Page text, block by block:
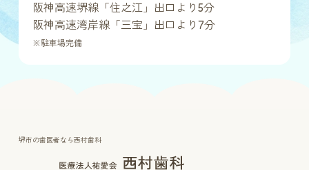
阪神高速堺線「住之江」出口より5分
阪神高速湾岸線「三宝」出口より7分
※駐車場完備
堺市の歯医者なら西村歯科